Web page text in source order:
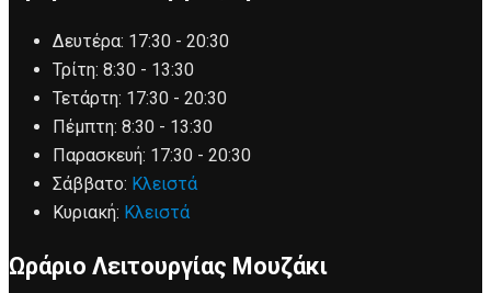
Δευτέρα: 17:30 - 20:30
Τρίτη: 8:30 - 13:30
Τετάρτη: 17:30 - 20:30
Πέμπτη: 8:30 - 13:30
Παρασκευή: 17:30 - 20:30
Σάββατο: Κλειστά
Κυριακή: Κλειστά
Ωράριο Λειτουργίας Μουζάκι